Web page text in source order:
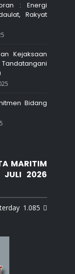
: Energi
Rakyat
Kejaksaan
Bidang
MARITIM
JULI 2026
1.085 